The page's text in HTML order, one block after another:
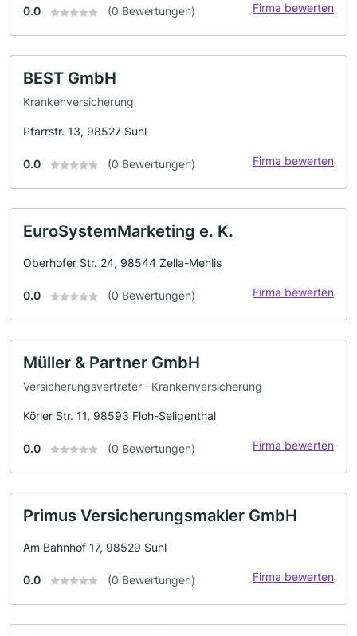
0.0 (0 Bewertungen) Firma bewerten
BEST GmbH
Krankenversicherung
Pfarrstr. 13, 98527 Suhl
0.0 (0 Bewertungen) Firma bewerten
EuroSystemMarketing e. K.
Oberhofer Str. 24, 98544 Zella-Mehlis
0.0 (0 Bewertungen) Firma bewerten
Müller & Partner GmbH
Versicherungsvertreter · Krankenversicherung
Körler Str. 11, 98593 Floh-Seligenthal
0.0 (0 Bewertungen) Firma bewerten
Primus Versicherungsmakler GmbH
Am Bahnhof 17, 98529 Suhl
0.0 (0 Bewertungen) Firma bewerten